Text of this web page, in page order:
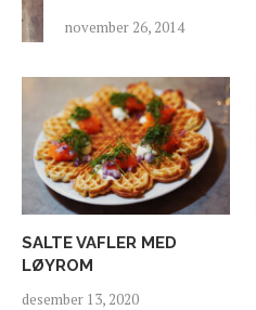
november 26, 2014
SALTE VAFLER MED
LØYROM
desember 13, 2020